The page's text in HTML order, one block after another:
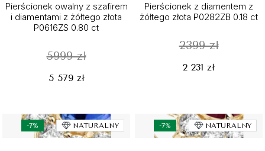
Pierścionek owalny z szafirem
i diamentami z żółtego złota
P0616ZS 0.80 ct
5999 zł
5 579 zł
Pierścionek z diamentem z
żółtego złota P0282ZB 0.18 ct
2399 zł
2 231 zł
-7% NATURALNY -7% NATURALNY